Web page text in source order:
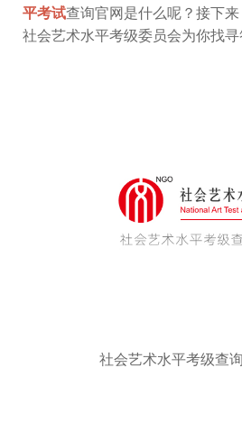
平考试查询官网是什么呢？接下
社会艺术水平考级委员会为你找寻
社会艺术水平考级查